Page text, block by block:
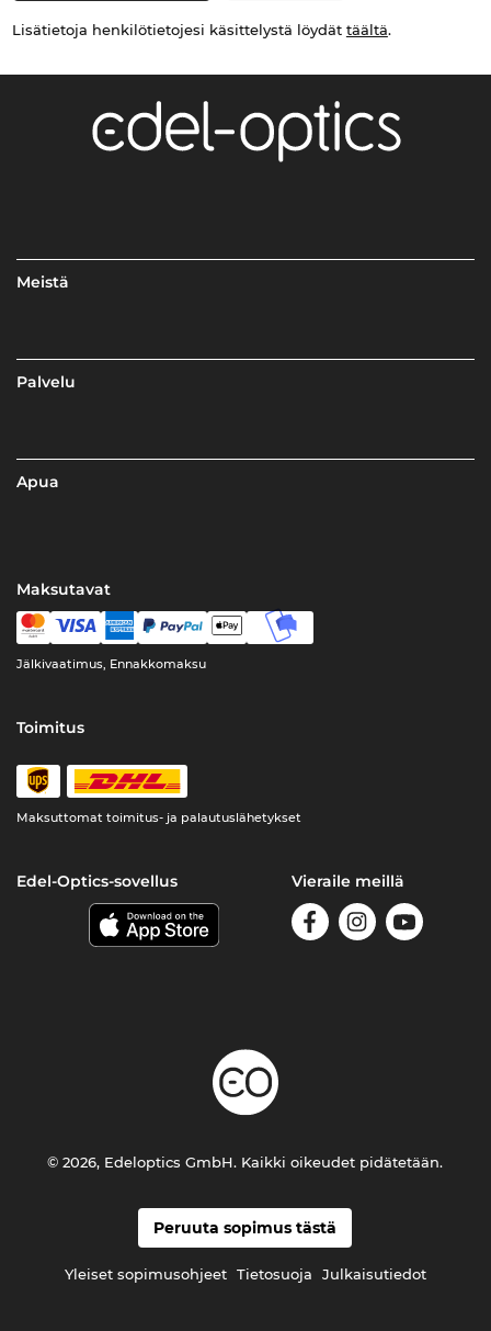
Lisätietoja henkilötietojesi käsittelystä löydät täältä.
Meistä
Palvelu
Apua
Maksutavat
Jälkivaatimus, Ennakkomaksu
Toimitus
Maksuttomat toimitus- ja palautuslähetykset
Edel-Optics-sovellus Vieraile meillä
Peruuta sopimus tästä
Yleiset sopimusohjeet Tietosuoja Julkaisutiedot
© 2026, Edeloptics GmbH. Kaikki oikeudet pidätetään.